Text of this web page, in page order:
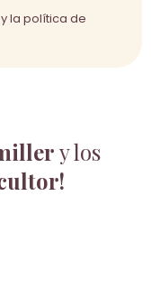
y los
la política de